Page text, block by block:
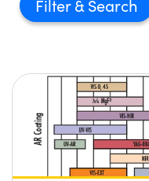
Filter